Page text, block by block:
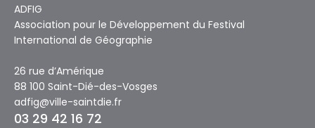
ADFIG
Association pour le Développement du Festival
International de Géographie
26 rue d’Amérique
88 100 Saint-Dié-des-Vosges
adfig@ville-saintdie.fr
03 29 42 16 72